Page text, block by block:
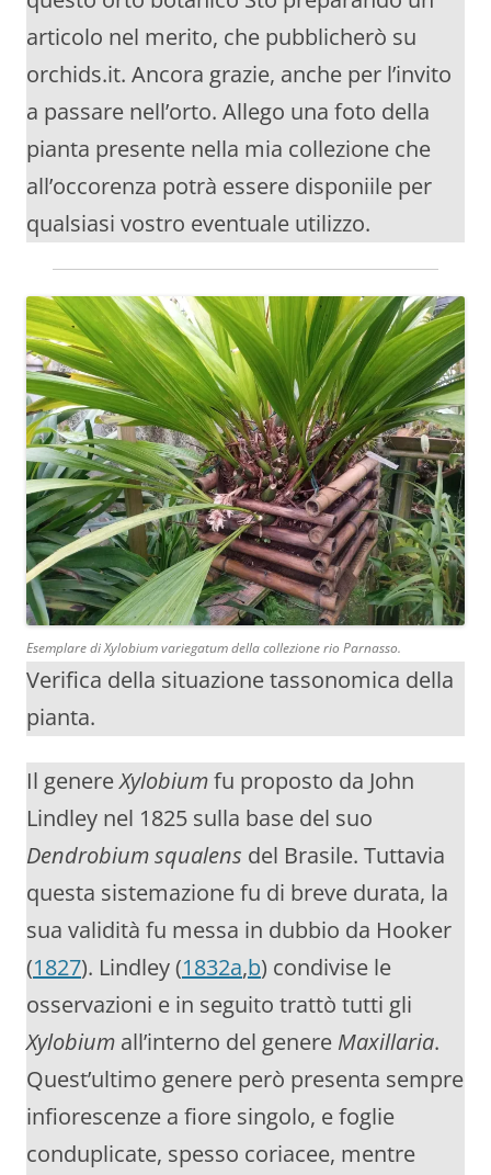
articolo nel merito, che pubblicherò su
orchids.it. Ancora grazie, anche per l’invito
a passare nell’orto. Allego una foto della
pianta presente nella mia collezione che
all’occorenza potrà essere disponiile per
qualsiasi vostro eventuale utilizzo.
Esemplare di Xylobium variegatum della collezione rio Parnasso.
Verifica della situazione tassonomica della
pianta.
Il genereXylobiumfu proposto da John
Lindley nel 1825 sulla base del suo
Dendrobium squalens del Brasile. Tuttavia
questa sistemazione fu di breve durata, la
sua validità fu messa in dubbio da Hooker
(1827). Lindley (1832a,b) condivise le
osservazioni e in seguito trattò tutti gli
Xylobium all’interno del genere Maxillaria.
Quest’ultimo genere però presenta sempre
infiorescenze a fiore singolo, e foglie
conduplicate, spesso coriacee, mentre